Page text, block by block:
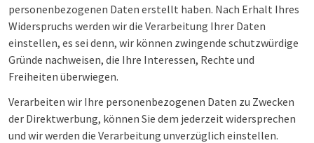
personenbezogenen Daten erstellt haben. Nach Erhalt Ihres
Widerspruchs werden wir die Verarbeitung Ihrer Daten
einstellen, es sei denn, wir können zwingende schutzwürdige
Gründe nachweisen, die Ihre Interessen, Rechte und
Freiheiten überwiegen.
Verarbeiten wir Ihre personenbezogenen Daten zu Zwecken
der Direktwerbung, können Sie dem jederzeit widersprechen
und wir werden die Verarbeitung unverzüglich einstellen.